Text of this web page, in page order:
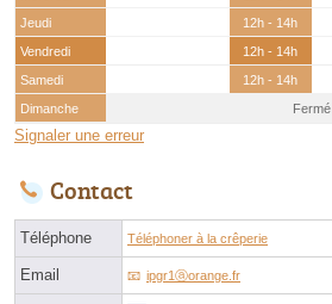
Jeudi
12h - 14h
Vendredi
12h - 14h
Samedi
12h - 14h
Dimanche
Fermé
Signaler une erreur
Contact
Téléphone Téléphoner à la crêperie
Email ipgr1ⓐorange.fr